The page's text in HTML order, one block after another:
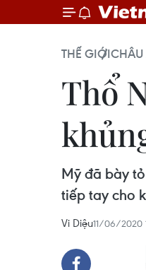
THẾ GIỚICHÂU
Thổ
Mỹ đã bày
tiếp tay cho
Vi Diệu11/06/2020